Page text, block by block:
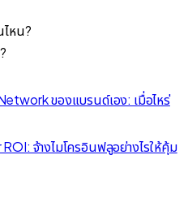
หน?
ของแบรนด์เอง: เมื่อไหร่
จ้างไมโครอินฟลูอย่างไรให้คุ้ม